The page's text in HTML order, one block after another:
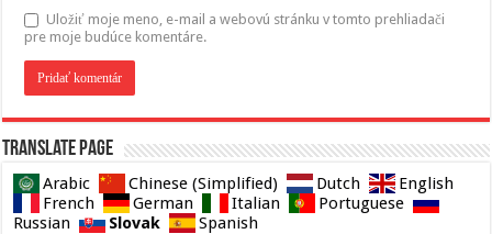
Uložiť moje meno, e-mail a webovú stránku v tomto prehliadači
pre moje budúce komentáre.
Translate page
Arabic Chinese (Simplified) Dutch
English
French
German Italian
Portuguese
Russian
Slovak Spanish